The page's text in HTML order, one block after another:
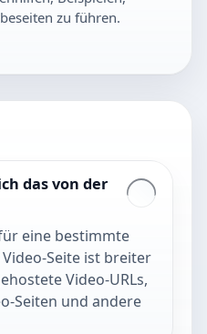
zu führen.
das von der
eine bestimmte
Seite ist breiter
Video-URLs,
Seiten und andere